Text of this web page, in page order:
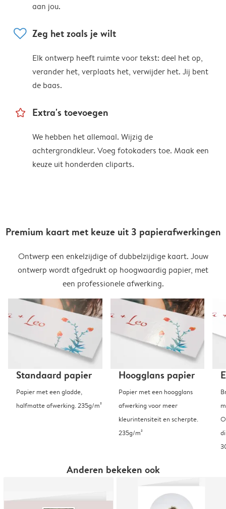
aan jou.
heart Zeg het zoals je wilt
Elk ontwerp heeft ruimte voor tekst: deel het op,
verander het, verplaats het, verwijder het. Jij bent
de baas.
star_outline Extra's toevoegen
We hebben het allemaal. Wijzig de
achtergrondkleur. Voeg fotokaders toe. Maak een
keuze uit honderden cliparts.
Premium kaart met keuze uit 3 papierafwerkingen
Ontwerp een enkelzijdige of dubbelzijdige kaart. Jouw
ontwerp wordt afgedrukt op hoogwaardig papier, met
een professionele afwerking.
Standaard papier
Papier met een gladde,
halfmatte afwerking. 235g/m²
Hoogglans papier
Papier met een hoogglans
afwerking voor meer
kleurintensiteit en scherpte.
235g/m²
Anderen bekeken ook